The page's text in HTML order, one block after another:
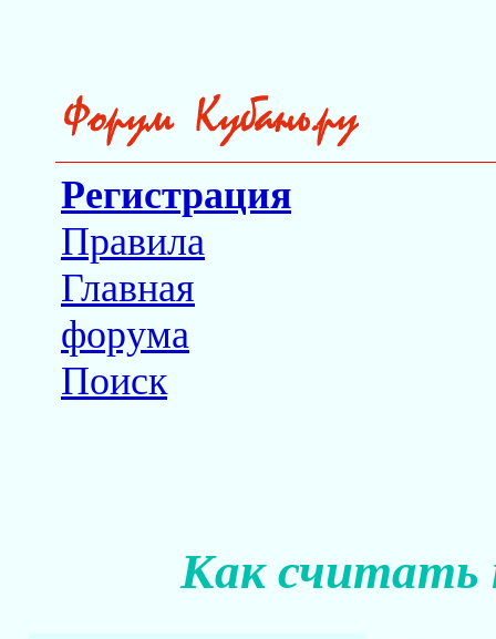
Регистрация
Правила
Главная
форума
Поиск
Как считать